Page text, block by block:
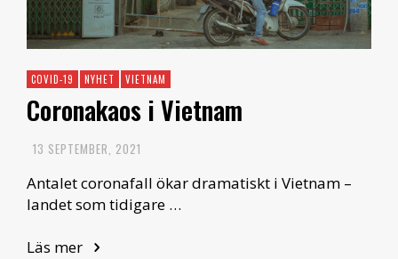
COVID-19 NYHET VIETNAM
Coronakaos i Vietnam
13 SEPTEMBER, 2021
Antalet coronafall ökar dramatiskt i Vietnam –
landet som tidigare …
Läs mer